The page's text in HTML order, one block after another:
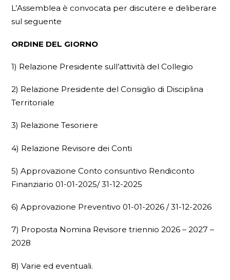
L’Assemblea è convocata per discutere e deliberare
sul seguente
ORDINE DEL GIORNO
1) Relazione Presidente sull’attività del Collegio
2) Relazione Presidente del Consiglio di Disciplina
Territoriale
3) Relazione Tesoriere
4) Relazione Revisore dei Conti
5) Approvazione Conto consuntivo Rendiconto
Finanziario 01-01-2025/ 31-12-2025
6) Approvazione Preventivo 01-01-2026 / 31-12-2026
7) Proposta Nomina Revisore triennio 2026 – 2027 –
2028
8) Varie ed eventuali.